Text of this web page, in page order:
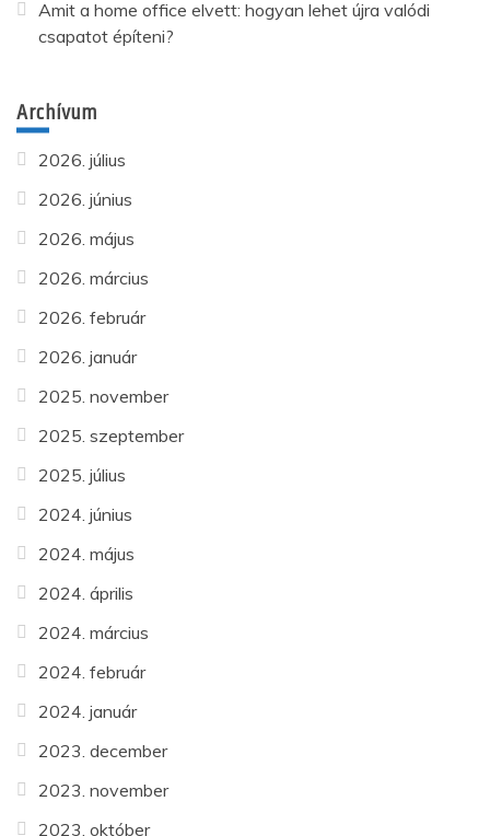
Amit a home office elvett: hogyan lehet újra valódi
csapatot építeni?
Archívum
2026. július
2026. június
2026. május
2026. március
2026. február
2026. január
2025. november
2025. szeptember
2025. július
2024. június
2024. május
2024. április
2024. március
2024. február
2024. január
2023. december
2023. november
2023. október